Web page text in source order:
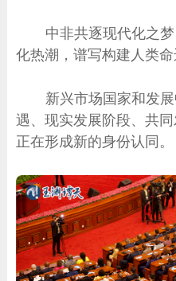
中非共逐现代化之
化热潮，谱写构建人类命
新兴市场国家和发
遇、现实发展阶段、共
正在形成新的身份认同。